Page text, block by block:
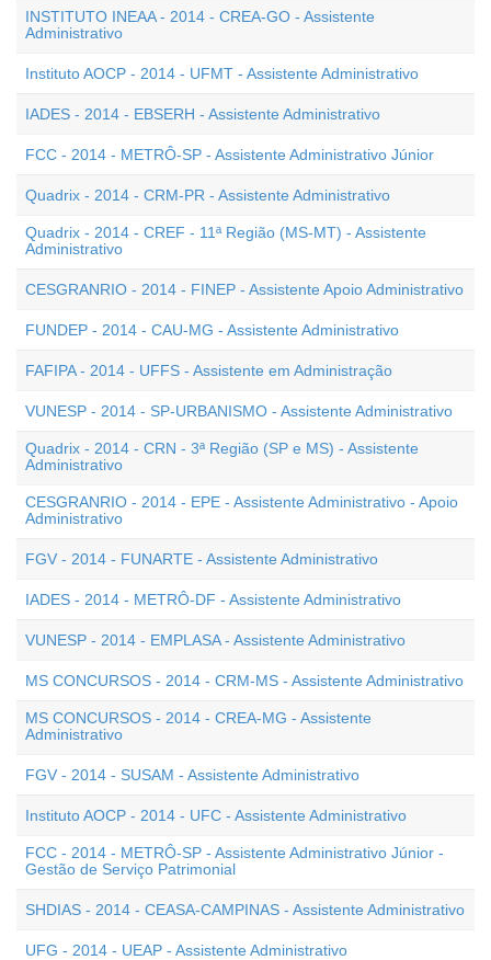
INSTITUTO INEAA - 2014 - CREA-GO - Assistente
Administrativo
Instituto AOCP - 2014 - UFMT - Assistente Administrativo
IADES - 2014 - EBSERH - Assistente Administrativo
FCC - 2014 - METRÔ-SP - Assistente Administrativo Júnior
Quadrix - 2014 - CRM-PR - Assistente Administrativo
Quadrix - 2014 - CREF - 11ª Região (MS-MT) - Assistente
Administrativo
CESGRANRIO - 2014 - FINEP - Assistente Apoio Administrativo
FUNDEP - 2014 - CAU-MG - Assistente Administrativo
FAFIPA - 2014 - UFFS - Assistente em Administração
VUNESP - 2014 - SP-URBANISMO - Assistente Administrativo
Quadrix - 2014 - CRN - 3ª Região (SP e MS) - Assistente
Administrativo
CESGRANRIO - 2014 - EPE - Assistente Administrativo - Apoio
Administrativo
FGV - 2014 - FUNARTE - Assistente Administrativo
IADES - 2014 - METRÔ-DF - Assistente Administrativo
VUNESP - 2014 - EMPLASA - Assistente Administrativo
MS CONCURSOS - 2014 - CRM-MS - Assistente Administrativo
MS CONCURSOS - 2014 - CREA-MG - Assistente
Administrativo
FGV - 2014 - SUSAM - Assistente Administrativo
Instituto AOCP - 2014 - UFC - Assistente Administrativo
FCC - 2014 - METRÔ-SP - Assistente Administrativo Júnior -
Gestão de Serviço Patrimonial
SHDIAS - 2014 - CEASA-CAMPINAS - Assistente Administrativo
UFG - 2014 - UEAP - Assistente Administrativo